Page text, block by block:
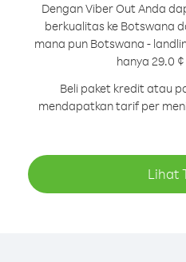
Dengan Viber Out Anda
berkualitas ke Botswana
mana pun Botswana -
hanya 29.0
Beli paket kredit atau
mendapatkan tarif per
Lihat